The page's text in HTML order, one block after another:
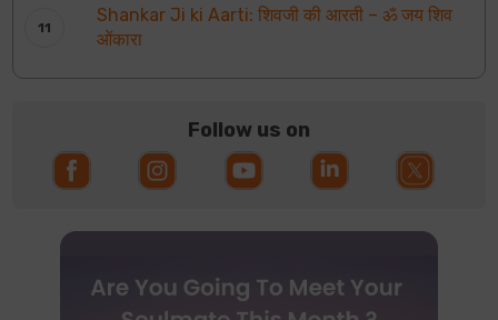
Shankar Ji ki Aarti: शिवजी की आरती – ॐ जय शिव
ओंकारा
Follow us on